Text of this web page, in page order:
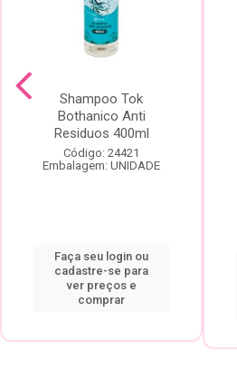
Shampoo Tok
Bothanico Anti
Residuos 400ml
Código: 24421
Embalagem: UNIDADE
Faça seu login ou
cadastre-se para
ver preços e
comprar